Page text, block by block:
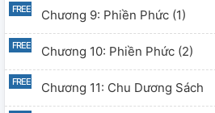
Chương 9: Phiền Phức (1)
Chương 10: Phiền Phức (2)
Chương 11: Chu Dương Sách